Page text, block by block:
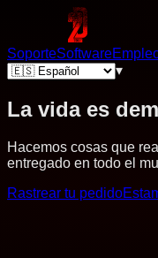
SoporteSoftware
▾
La vida es
Hacemos cosas que
entregado en todo el
Rastrear tu pedido